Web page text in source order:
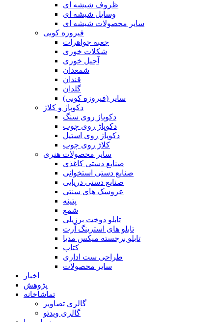
ظروف شیشه ای
وسایل شیشه ای
سایر محصولات شیشه ای
فیروزه کوبی
جعبه جواهرات
شکلات خوری
آجیل خوری
شمعدان
قندان
گلدان
سایر (فیروزه کوبی)
دکوپاژ و کلاژ
دکوپاژ روی سنگ
دکوپاژ روی چوب
دکوپاژ روی استیل
کلاژ روی چوب
سایر محصولات هنری
صنایع دستی کاغذی
صنایع دستی استخوانی
صنایع دستی دریایی
عروسک های سنتی
پتینه
شمع
تابلو دوخت برزیلی
تابلو های استرینگ آرت
تابلو برجسته میکس مدیا
کتاب
طراحی ست اداری
سایر محصولات
اخبار
پژوهش
تماشاخانه
گالری تصاویر
گالری ویدئو